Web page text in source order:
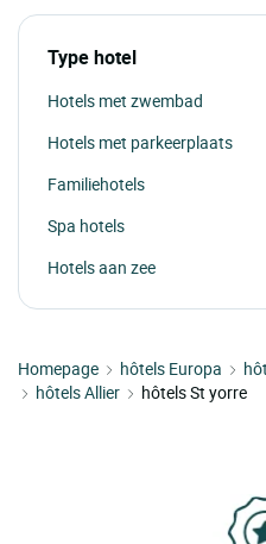
Type hotel
Hotels met zwembad
Hotels met parkeerplaats
Familiehotels
Spa hotels
Hotels aan zee
Homepage hôtels Europa
hôtels Allier
hôtels St yorre